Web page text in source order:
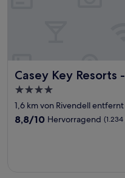
Casey Key Resorts
Casey Key Resorts -
4.0-
Sterne-
Unterkunft
1,6 km von Rivendell entfernt
8.8
8,8/10 Hervorragend